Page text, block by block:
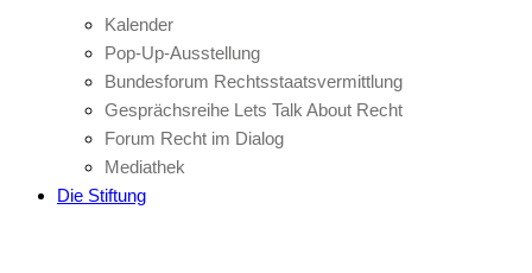
Kalender
Pop-Up-Ausstellung
Bundesforum Rechtsstaatsvermittlung
Gesprächsreihe Lets Talk About Recht
Forum Recht im Dialog
Mediathek
Die Stiftung